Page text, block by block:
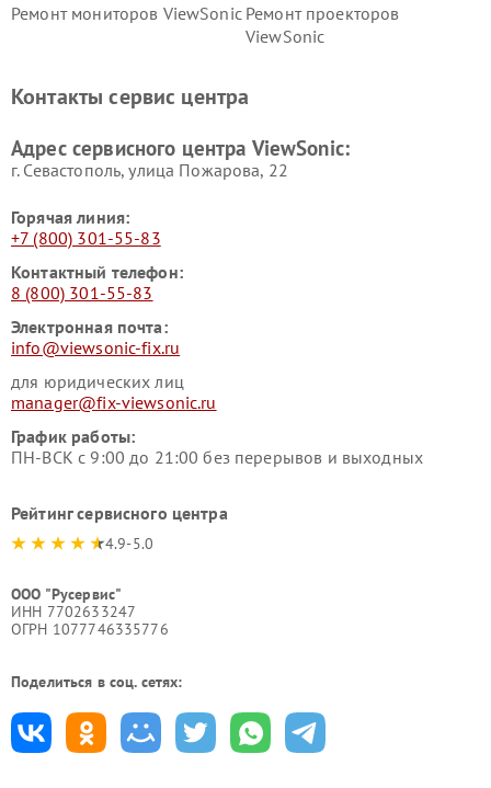
Ремонт мониторов ViewSonic Ремонт проекторов
ViewSonic
Контакты сервис центра
Адрес сервисного центра ViewSonic:
г. Севастополь, улица Пожарова, 22
Горячая линия:
+7 (800) 301-55-83
Контактный телефон:
8 (800) 301-55-83
Электронная почта:
info@viewsonic-fix.ru
для юридических лиц
manager@fix-viewsonic.ru
График работы:
ПН-ВСК с 9:00 до 21:00 без перерывов и выходных
Рейтинг сервисного центра
4.9-5.0
ООО "Русервис"
ИНН 7702633247
ОГРН 1077746335776
Поделиться в соц. сетях: